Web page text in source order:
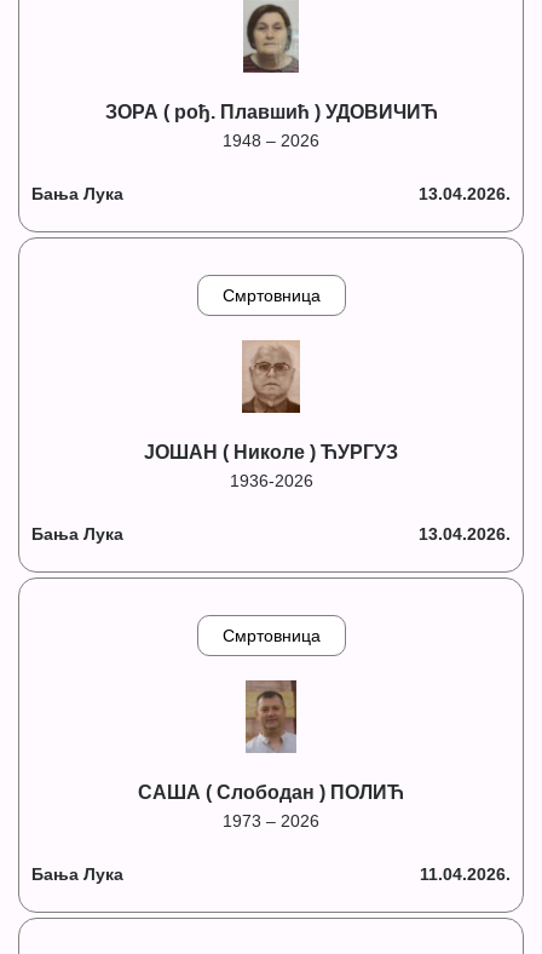
ЗОРА ( рођ. Плавшић ) УДОВИЧИЋ
1948 – 2026
Бања Лука 13.04.2026.
Смртовница
ЈОШАН ( Николе ) ЋУРГУЗ
1936-2026
Бања Лука 13.04.2026.
Смртовница
САША ( Слободан ) ПОЛИЋ
1973 – 2026
Бања Лука 11.04.2026.